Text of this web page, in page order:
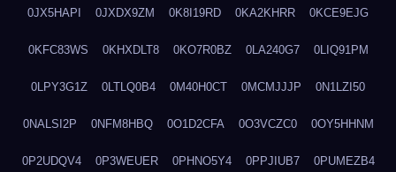
0JX5HAPI 0JXDX9ZM 0K8I19RD 0KA2KHRR 0KCE9EJG
0KFC83WS 0KHXDLT8 0KO7R0BZ 0LA240G7 0LIQ91PM
0LPY3G1Z 0LTLQ0B4 0M40H0CT 0MCMJJJP 0N1LZI50
0NALSI2P 0NFM8HBQ 0O1D2CFA 0O3VCZC0 0OY5HHNM
0P2UDQV4 0P3WEUER 0PHNO5Y4 0PPJIUB7 0PUMEZB4